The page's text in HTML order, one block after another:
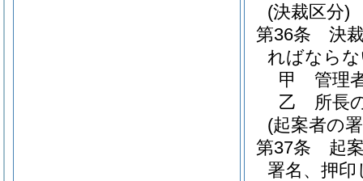
(決裁区分)
第36条
決
ればなら
甲 管理
乙 所長
(起案者の
第37条
起
署名、押